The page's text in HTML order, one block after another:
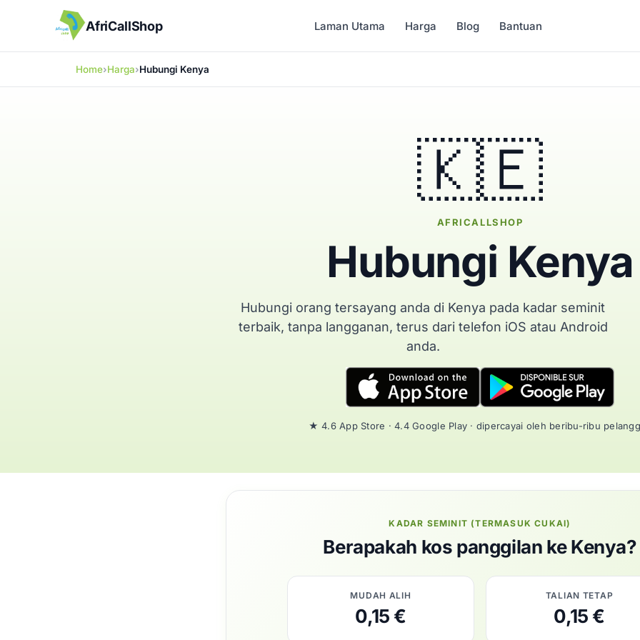
AfriCallShop Laman Utama Harga Blog Bantuan
Home Harga Hubungi Kenya
🇰🇪
AFRICALLSHOP
Hubungi Kenya
Hubungi orang tersayang anda di Kenya pada kadar seminit
terbaik, tanpa langganan, terus dari telefon iOS atau Android
anda.
★ 4.6 App Store · 4.4 Google Play · dipercayai oleh beribu-ribu
KADAR SEMINIT (TERMASUK CUKAI)
Berapakah kos panggilan ke Kenya?
MUDAH ALIH
0,15 €
TALIAN TETAP
0,15 €